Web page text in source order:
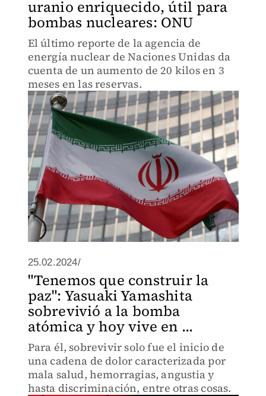
uranio enriquecido, útil para
bombas nucleares: ONU
El último reporte de la agencia de
energía nuclear de Naciones Unidas da
cuenta de un aumento de 20 kilos en 3
meses en las reservas.
25.02.2024/
"Tenemos que construir la
paz": Yasuaki Yamashita
sobrevivió a la bomba
atómica y hoy vive en ...
Para él, sobrevivir solo fue el inicio de
una cadena de dolor caracterizada por
mala salud, hemorragias, angustia y
hasta discriminación, entre otras cosas.